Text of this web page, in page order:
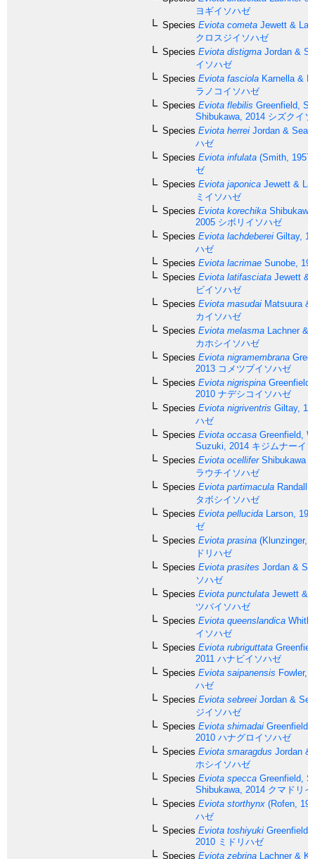
ヨギイソハゼ
Species Eviota cometa Jewett &
クロスジイソハゼ
Species Eviota distigma Jordan &
イソハゼ
Species Eviota fasciola Karnella &
ラノコイソハゼ
Species Eviota flebilis Greenfield,
Shibukawa, 2014 シズクイ
Species Eviota herrei Jordan &
ハゼ
Species Eviota infulata (Smith, 1957)
ゼ
Species Eviota japonica Jewett &
ミイソハゼ
Species Eviota korechika
2005 シボリイソハゼ
Species Eviota lachdeberei Giltay,
ハゼ
Species Eviota lacrimae Sunobe,
Species Eviota latifasciata Jewett &
ビイソハゼ
Species Eviota masudai Matsuura &
カイソハゼ
Species Eviota melasma Lachner &
カホシイソハゼ
Species Eviota nigramembrana
2013 コメツブイソハゼ
Species Eviota nigrispina Greenfield
2010 ナデシコイソハゼ
Species Eviota nigriventris Giltay,
ハゼ
Species Eviota occasa Greenfield,
Suzuki, 2014 キジムナーイ
Species Eviota ocelliferShibukawa
ラウチイソハゼ
Species Eviota partimacula Randall,
タボシイソハゼ
Species Eviota pellucida Larson,
ゼ
Species Eviota prasina (Klunzinger,
ドリハゼ
Species Eviota prasites Jordan &
ソハゼ
Species Eviota punctulata Jewett &
ツバイソハゼ
Species Eviota queenslandica
イソハゼ
Species Eviota rubriguttata
2011 ハナビイソハゼ
Species Eviota saipanensis Fowler,
ハゼ
Species Eviota sebreei Jordan &
ジイソハゼ
Species Eviota shimadai Greenfield
2010 ハナグロイソハゼ
Species Eviota smaragdus Jordan &
ホシイソハゼ
Species Eviota specca Greenfield,
Shibukawa, 2014 クマドリ
Species Eviota storthynx (Rofen,
ハゼ
Species Eviota toshiyuki Greenfield
2010 ミドリハゼ
Species Eviota zebrina Lachner &